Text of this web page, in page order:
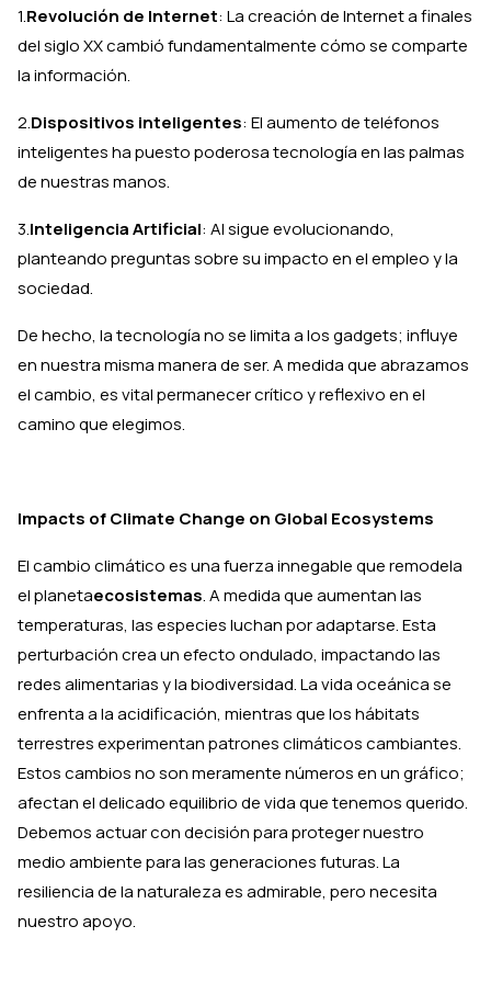
1.Revolución de Internet: La creación de Internet a finales
del siglo XX cambió fundamentalmente cómo se comparte
la información.
2.Dispositivos inteligentes: El aumento de teléfonos
inteligentes ha puesto poderosa tecnología en las palmas
de nuestras manos.
3.Inteligencia Artificial: AI sigue evolucionando,
planteando preguntas sobre su impacto en el empleo y la
sociedad.
De hecho, la tecnología no se limita a los gadgets; influye
en nuestra misma manera de ser. A medida que abrazamos
el cambio, es vital permanecer crítico y reflexivo en el
camino que elegimos.
Impacts of Climate Change on Global Ecosystems
El cambio climático es una fuerza innegable que remodela
el planetaecosistemas. A medida que aumentan las
temperaturas, las especies luchan por adaptarse. Esta
perturbación crea un efecto ondulado, impactando las
redes alimentarias y la biodiversidad. La vida oceánica se
enfrenta a la acidificación, mientras que los hábitats
terrestres experimentan patrones climáticos cambiantes.
Estos cambios no son meramente números en un gráfico;
afectan el delicado equilibrio de vida que tenemos querido.
Debemos actuar con decisión para proteger nuestro
medio ambiente para las generaciones futuras. La
resiliencia de la naturaleza es admirable, pero necesita
nuestro apoyo.